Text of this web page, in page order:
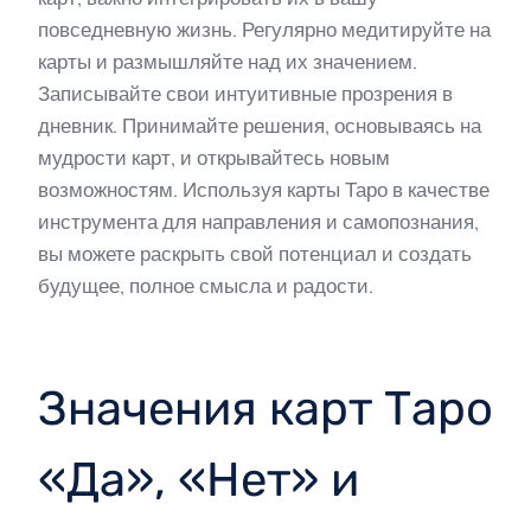
повседневную жизнь. Регулярно медитируйте на
карты и размышляйте над их значением.
Записывайте свои интуитивные прозрения в
дневник. Принимайте решения, основываясь на
мудрости карт, и открывайтесь новым
возможностям. Используя карты Таро в качестве
инструмента для направления и самопознания,
вы можете раскрыть свой потенциал и создать
будущее, полное смысла и радости.
Значения карт Таро
«Да», «Нет» и